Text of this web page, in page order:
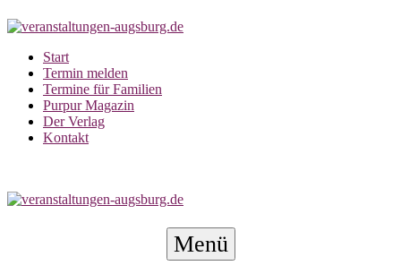
Inhalt
Start
Termin melden
Termine für Familien
Purpur Magazin
Der Verlag
Kontakt
Menü